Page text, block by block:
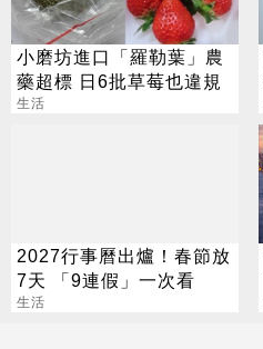
小磨坊進口「羅勒葉」農
藥超標 日6批草莓也違規
生活
2027行事曆出爐！春節放
7天 「9連假」一次看
生活